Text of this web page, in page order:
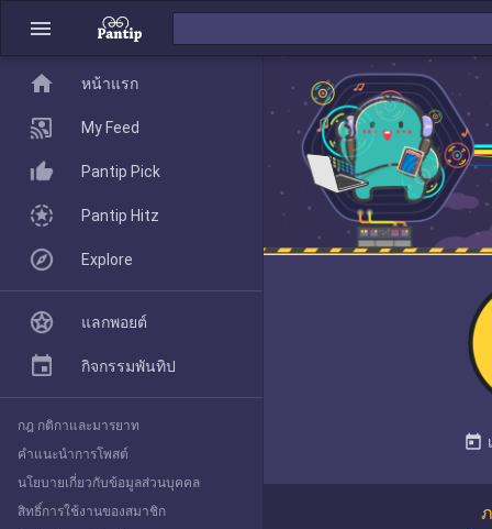
menu
today
home
Pantip Pick
Explore
home หน้าแรก
My Feed
Pantip Pick
Pantip Hitz
Explore
แลกพอยต์
กิจกรรมพันทิป
กฎ กติกาและมารยาท
คำแนะนำการโพสต์
นโยบายเกี่ยวกับข้อมูลส่วนบุคคล
สิทธิ์การใช้งานของสมาชิก